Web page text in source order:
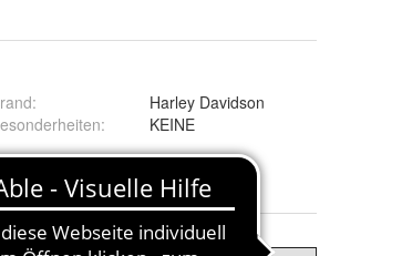
OE)
:
Harley Davidson
: KEINE